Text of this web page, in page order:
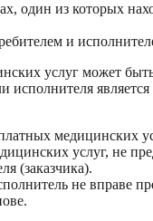
один из которых
и
услуг может
исполнителя
медицинских
услуг, не
(заказчика).
не вправе